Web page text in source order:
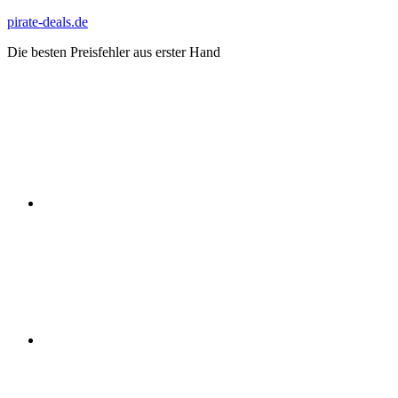
Zum
springen
pirate-deals.de
Die besten Preisfehler aus erster Hand